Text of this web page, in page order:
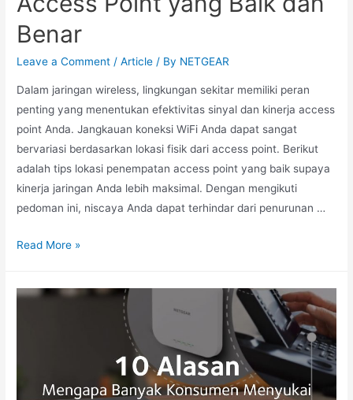
Benar
Leave a Comment /Article / By NETGEAR
Dalam jaringan wireless, lingkungan sekitar memiliki peran
penting yang menentukan efektivitas sinyal dan kinerja access
point Anda. Jangkauan koneksi WiFi Anda dapat sangat
bervariasi berdasarkan lokasi fisik dari access point. Berikut
adalah tips lokasi penempatan access point yang baik supaya
kinerja jaringan Anda lebih maksimal. Dengan mengikuti
pedoman ini, niscaya Anda dapat terhindar dari penurunan …
Read More »